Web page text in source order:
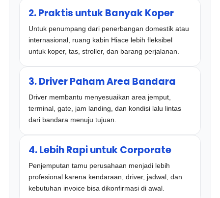
2. Praktis untuk Banyak Koper
Untuk penumpang dari penerbangan domestik atau
internasional, ruang kabin Hiace lebih fleksibel
untuk koper, tas, stroller, dan barang perjalanan.
3. Driver Paham Area Bandara
Driver membantu menyesuaikan area jemput,
terminal, gate, jam landing, dan kondisi lalu lintas
dari bandara menuju tujuan.
4. Lebih Rapi untuk Corporate
Penjemputan tamu perusahaan menjadi lebih
profesional karena kendaraan, driver, jadwal, dan
kebutuhan invoice bisa dikonfirmasi di awal.